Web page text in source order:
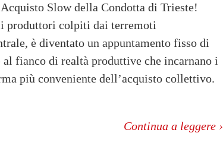
Slow della Condotta di Trieste!
i produttori colpiti dai terremoti
è diventato un appuntamento fisso di
al fianco di realtà produttive che incarnano i
più conveniente dell’acquisto collettivo.
Continua a leggere ›